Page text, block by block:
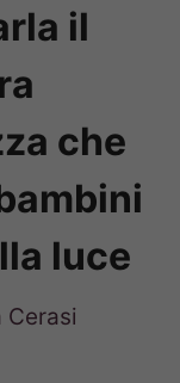
il
che
luce
Cerasi